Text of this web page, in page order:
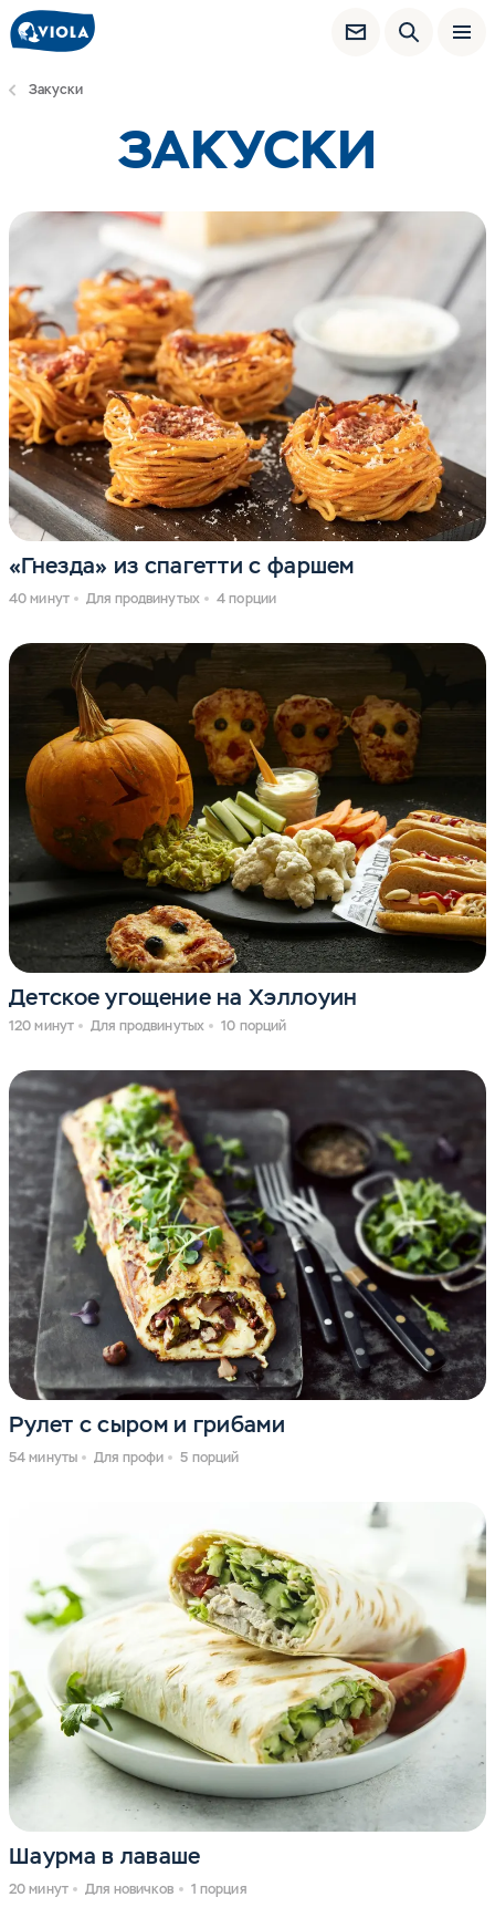
Закуски
ЗАКУСКИ
«Гнезда» из спагетти с фаршем
40 минут Для продвинутых 4 порции
Детское угощение на Хэллоуин
120 минут Для продвинутых 10 порций
Рулет с сыром и грибами
54 минуты Для профи 5 порций
Шаурма в лаваше
20 минут Для новичков 1 порция